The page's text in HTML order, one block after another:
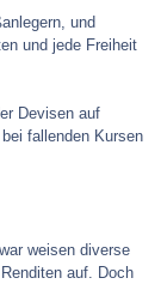
und
und jede Freiheit
Devisen auf
fallenden Kursen
weisen diverse
auf. Doch